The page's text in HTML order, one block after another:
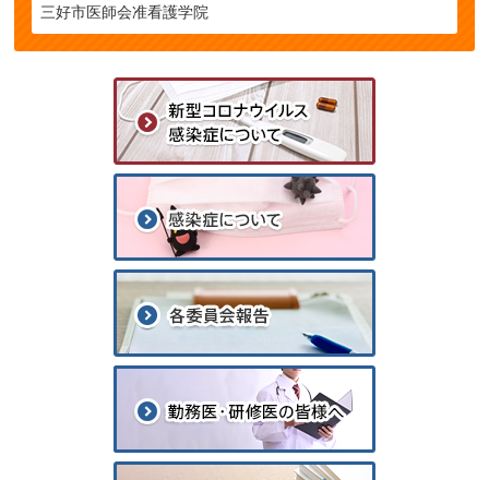
三好市医師会准看護学院